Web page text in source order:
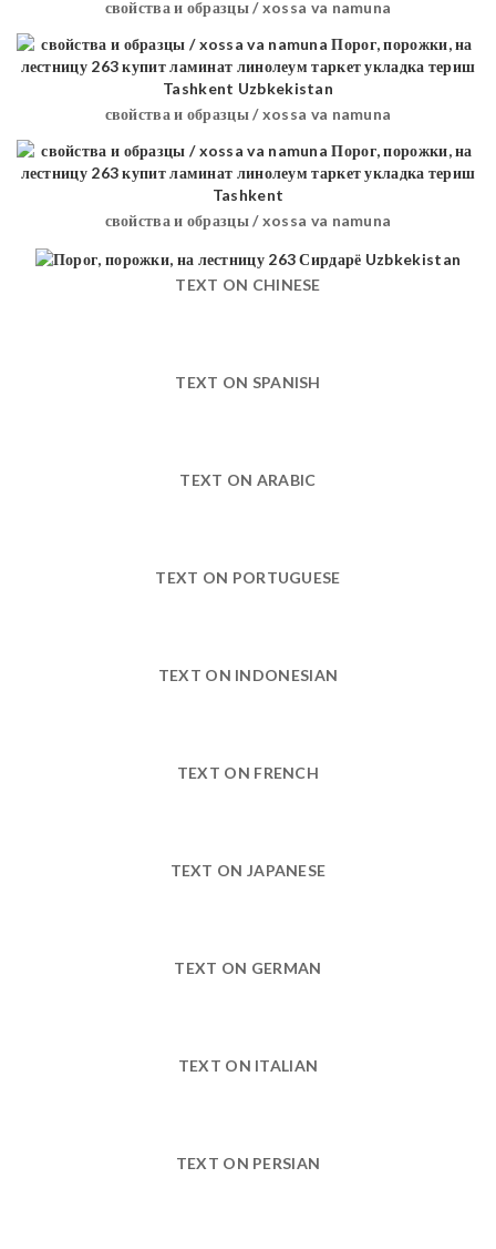
свойства и образцы / xossa va namuna
свойства и образцы / xossa va namuna
свойства и образцы / xossa va namuna
TEXT ON CHINESE
TEXT ON SPANISH
TEXT ON ARABIC
TEXT ON PORTUGUESE
TEXT ON INDONESIAN
TEXT ON FRENCH
TEXT ON JAPANESE
TEXT ON GERMAN
TEXT ON ITALIAN
TEXT ON PERSIAN